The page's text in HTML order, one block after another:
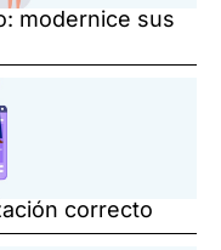
modernice sus
correcto